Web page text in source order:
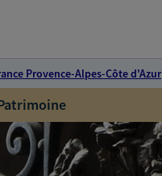
Provence-Alpes-Côte d'Azur